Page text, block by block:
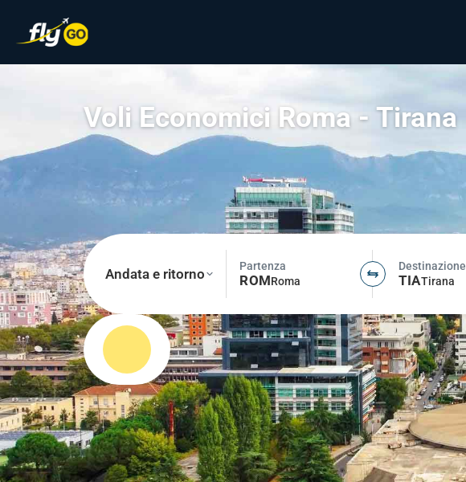
Voli Economici Roma - Tirana
Andata e ritorno Partenza
ROMRoma
Destinazione
TIATirana